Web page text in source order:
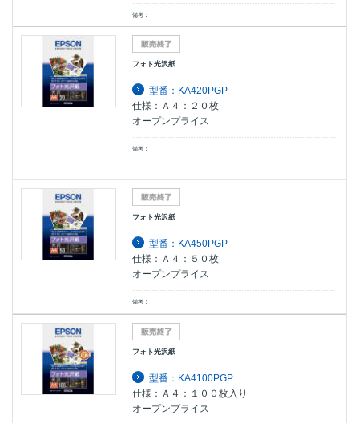
備考：
フォト光沢紙
型番：KA420PGP
仕様：Ａ４：２０枚
オープンプライス
備考：
フォト光沢紙
型番：KA450PGP
仕様：Ａ４：５０枚
オープンプライス
備考：
フォト光沢紙
型番：KA4100PGP
仕様：Ａ４：１００枚入り
オープンプライス